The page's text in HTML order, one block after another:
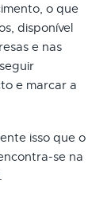
o que
disponível
e nas
e marcar a
isso que o
se na
.